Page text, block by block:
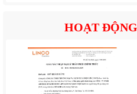
HOẠT